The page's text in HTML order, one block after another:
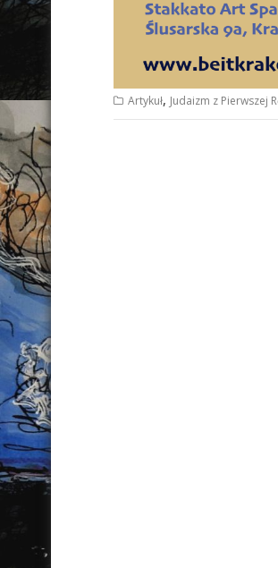
Artykuł, Judaizm z Pierwszej